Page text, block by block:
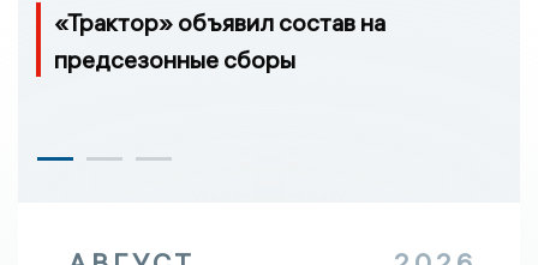
«Трактор» объявил состав на
предсезонные сборы